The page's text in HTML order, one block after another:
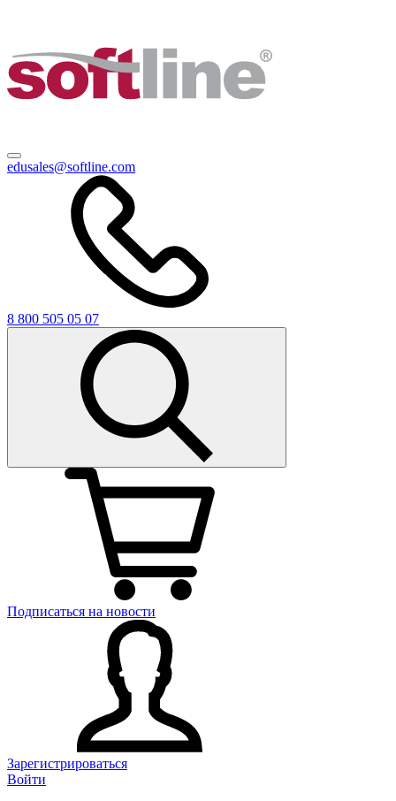
edusales@softline.com
8 800 505 05 07
Подписаться на новости
Зарегистрироваться
Войти